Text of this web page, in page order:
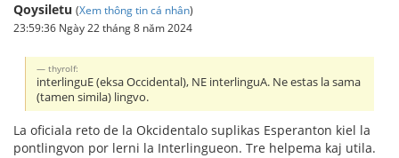
Qoysiletu (Xem thông tin cá nhân)
23:59:36 Ngày 22 tháng 8 năm 2024
thyrolf:
interlinguE (eksa Occidental), NE interlinguA. Ne estas la sama
(tamen simila) lingvo.
La oficiala reto de la Okcidentalo suplikas Esperanton kiel la
pontlingvon por lerni la Interlingueon. Tre helpema kaj utila.